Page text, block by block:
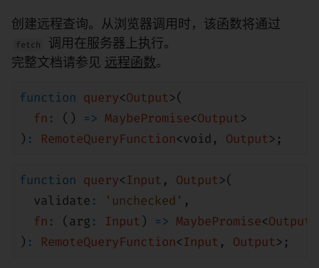
创建远程查询。从浏览器调用时，该函数将通过
fetch
调用在服务器上执行。
完整文档请参见 远程函数。
function query<Output>(
fn : () => MaybePromise<Output>
) : RemoteQueryFunction<void , Output>;
function query<Input , Output>(
validate : 'unchecked' ,
fn : (arg : Input ) => MaybePromise<Output
) : RemoteQueryFunction<Input , Output>;